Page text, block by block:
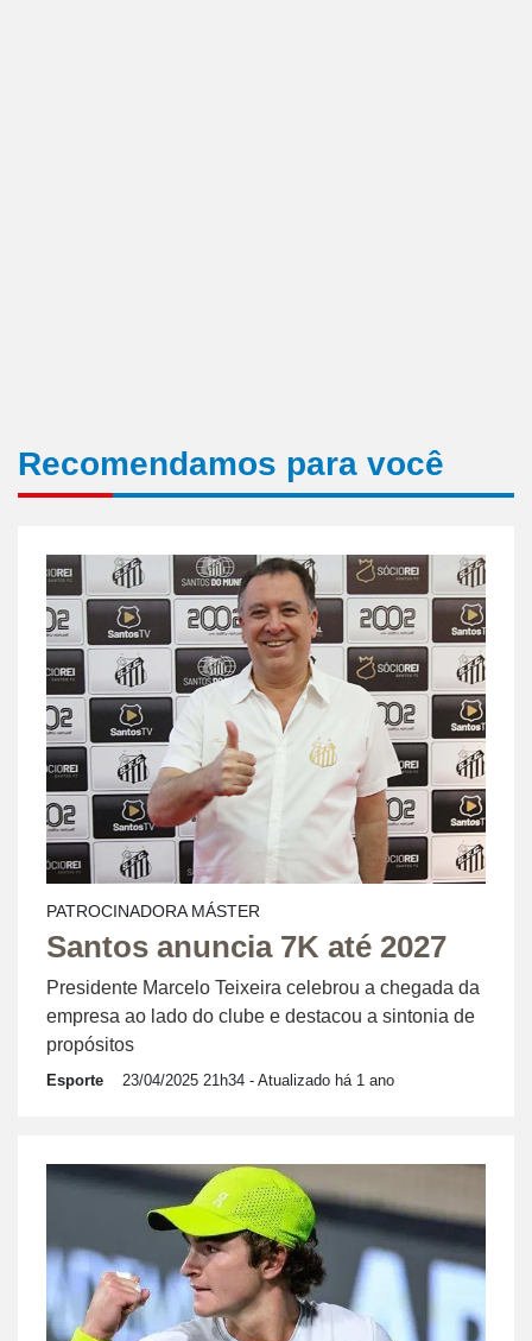
Recomendamos para você
PATROCINADORA MÁSTER
Santos anuncia 7K até 2027
Presidente Marcelo Teixeira celebrou a chegada da
empresa ao lado do clube e destacou a sintonia de
propósitos
Esporte 23/04/2025 21h34 - Atualizado há 1 ano